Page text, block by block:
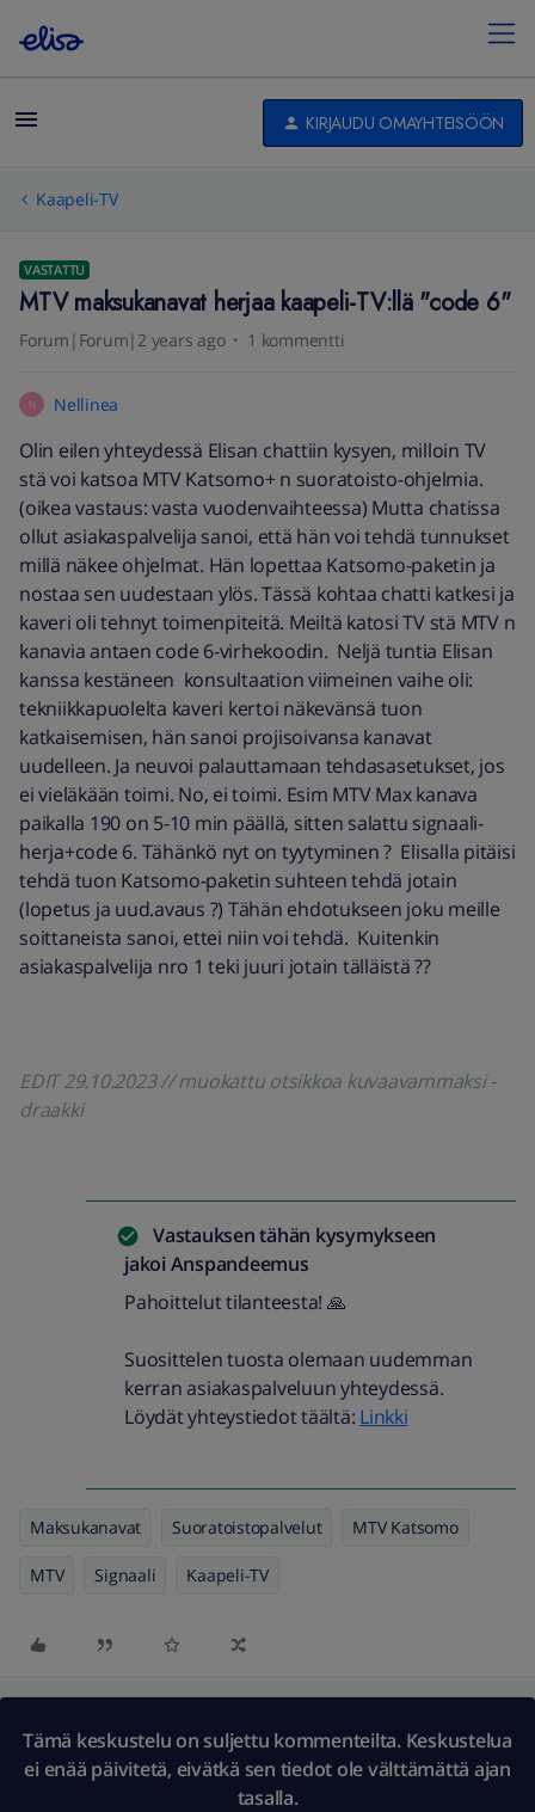
KIRJAUDU OMAYHTEISÖÖN
Kaapeli-TV
VASTATTU
MTV maksukanavat herjaa kaapeli-TV:llä "code 6"
Forum|Forum|2 years ago 1 kommentti
N Nellinea
Olin eilen yhteydessä Elisan chattiin kysyen, milloin TV
stä voi katsoa MTV Katsomo+ n suoratoisto-ohjelmia.
(oikea vastaus: vasta vuodenvaihteessa) Mutta chatissa
ollut asiakaspalvelija sanoi, että hän voi tehdä tunnukset
millä näkee ohjelmat. Hän lopettaa Katsomo-paketin ja
nostaa sen uudestaan ylös. Tässä kohtaa chatti katkesi ja
kaveri oli tehnyt toimenpiteitä. Meiltä katosi TV stä MTV n
kanavia antaen code 6-virhekoodin. Neljä tuntia Elisan
kanssa kestäneen konsultaation viimeinen vaihe oli:
tekniikkapuolelta kaveri kertoi näkevänsä tuon
katkaisemisen, hän sanoi projisoivansa kanavat
uudelleen. Ja neuvoi palauttamaan tehdasasetukset, jos
ei vieläkään toimi. No, ei toimi. Esim MTV Max kanava
paikalla 190 on 5-10 min päällä, sitten salattu signaali-
herja+code 6. Tähänkö nyt on tyytyminen ? Elisalla pitäisi
tehdä tuon Katsomo-paketin suhteen tehdä jotain
(lopetus ja uud.avaus ?) Tähän ehdotukseen joku meille
soittaneista sanoi, ettei niin voi tehdä. Kuitenkin
asiakaspalvelija nro 1 teki juuri jotain tälläistä ??
EDIT 29.10.2023 // muokattu otsikkoa kuvaavammaksi -
draakki
Vastauksen tähän kysymykseen
jakoi Anspandeemus
Pahoittelut tilanteesta! 🙏
Suosittelen tuosta olemaan uudemman
kerran asiakaspalveluun yhteydessä.
Löydät yhteystiedot täältä: Linkki
Maksukanavat Suoratoistopalvelut MTV Katsomo
MTV Signaali Kaapeli-TV
Tämä keskustelu on suljettu kommenteilta. Keskustelua
ei enää päivitetä, eivätkä sen tiedot ole välttämättä ajan
tasalla.